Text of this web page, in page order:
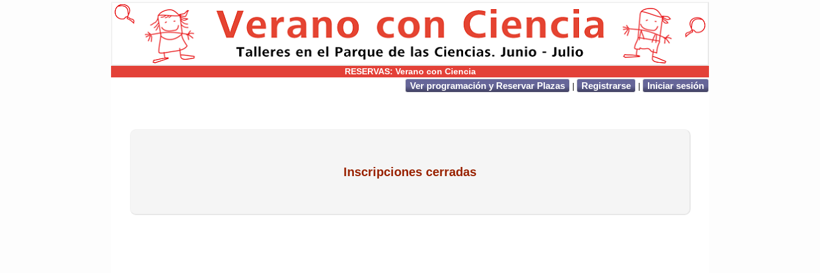
RESERVAS: Verano con Ciencia
Ver programación y Reservar Plazas | Registrarse | Iniciar sesión
Inscripciones cerradas